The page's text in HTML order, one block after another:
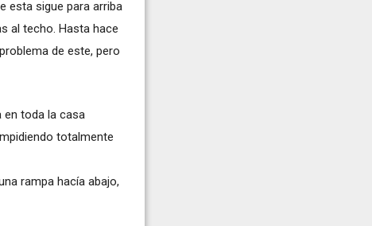
esta sigue para arriba
al techo. Hasta hace
de este, pero
en toda la casa
totalmente
rampa hacía abajo,